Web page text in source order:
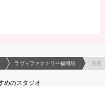
ラヴィファクトリー福岡店 衣装
めのスタジオ